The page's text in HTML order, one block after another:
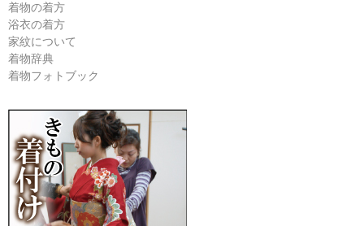
着物の着方
浴衣の着方
家紋について
着物辞典
着物フォトブック